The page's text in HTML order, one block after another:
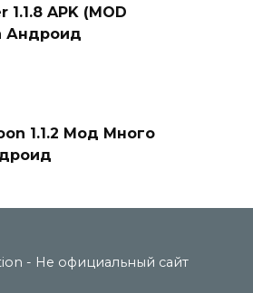
1.1.8 APK (MOD
Андроид
1.1.2 Мод Много
- Не официальный сайт